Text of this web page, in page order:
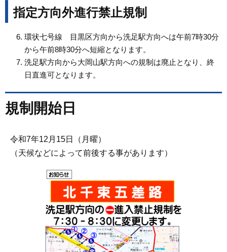
指定方向外進行禁止規制
環状七号線 目黒区方向から洗足駅方向へは午前7時30分
から午前8時30分へ短縮となります。
洗足駅方向から大岡山駅方向への規制は廃止となり、終
日直進可となります。
規制開始日
令和7年12月15日（月曜）
（天候などによって前後する事があります）